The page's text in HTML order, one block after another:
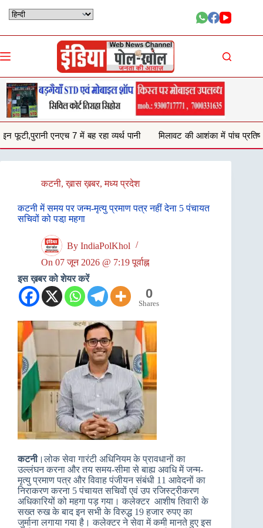
व्यर्थ पानी मिलावट की आशंका में पांच प्रतिष्ठानों से जब्त किया 132
कटनी,ख़ास ख़बर,मध्य प्रदेश
कटनी में समय पर जन्म-मृत्यु प्रमाण पत्र नहीं देना 5 पंचायत
सचिवों को पडा़ महगा
By IndiaPolKhol
On 07 जून 2026 @ 7:19 पूर्वाह्न
इस ख़बर को शेयर करें
0
Shares
कटनी।लोक सेवा गारंटी अधिनियम के प्रावधानों का
उल्लंघन करना और तय समय-सीमा से बाह्य अवधि में जन्म-
मृत्यु प्रमाण पत्र और विवाह पंजीयन संबंधी 11 आवेदनों का
निराकरण करना 5 पंचायत सचिवों एवं उप रजिस्ट्रीकरण
अधिकारियों को महगा पड़ गया। कलेक्टर आशीष तिवारी के
सख्त रुख के बाद इन सभी के विरुद्ध 19 हजार रुपए का
जुर्माना लगाया गया है। कलेक्टर ने सेवा में कमी मानते हुए इस